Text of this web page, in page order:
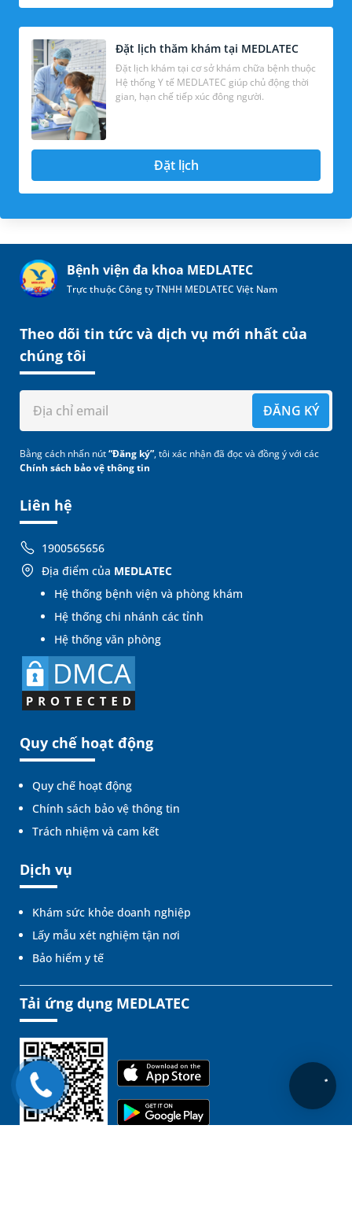
Đặt lịch thăm khám tại MEDLATEC
Đặt lịch khám tại cơ sở khám chữa bệnh thuộc
Hệ thống Y tế MEDLATEC giúp chủ động thời
gian, hạn chế tiếp xúc đông người.
Đặt lịch
Bệnh viện đa khoa MEDLATEC
Trực thuộc Công ty TNHH MEDLATEC Việt Nam
Liên hệ
1900565656
Địa điểm của MEDLATEC
Hệ thống bệnh viện và phòng khám
Hệ thống chi nhánh các tỉnh
Hệ thống văn phòng
Quy chế hoạt động
Quy chế hoạt động
Chính sách bảo vệ thông tin
Trách nhiệm và cam kết
Dịch vụ
Khám sức khỏe doanh nghiệp
Lấy mẫu xét nghiệm tận nơi
Bảo hiểm y tế
Theo dõi tin tức và dịch vụ mới nhất của
chúng tôi
ĐĂNG KÝ
Bằng cách nhấn nút“Đăng ký”, tôi xác nhận đã đọc và đồng ý với các
Chính sách bảo vệ thông tin
Tải ứng dụng MEDLATEC